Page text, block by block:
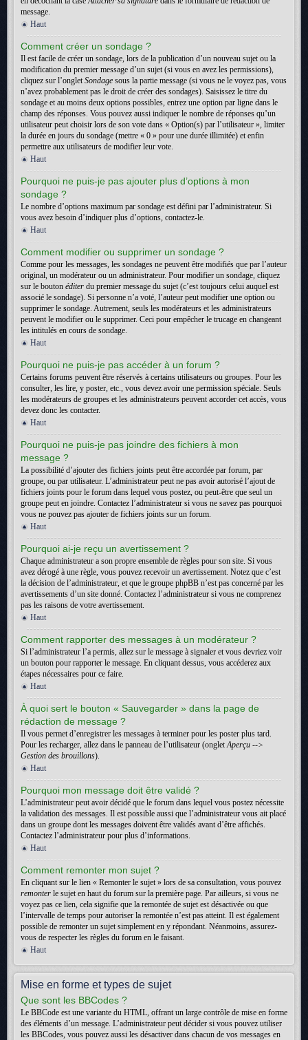
message.
Haut
Comment créer un sondage ?
Il est facile de créer un sondage, lors de la publication d’un nouveau sujet ou la
modification du premier message d’un sujet (si vous en avez les permissions),
cliquez sur l’ongletSondage sous la partie message (si vous ne le voyez pas, vous
n’avez probablement pas le droit de créer des sondages). Saisissez le titre du
sondage et au moins deux options possibles, entrez une option par ligne dans le
champ des réponses. Vous pouvez aussi indiquer le nombre de réponses qu’un
utilisateur peut choisir lors de son vote dans « Option(s) par l’utilisateur », limiter
la durée en jours du sondage (mettre « 0 » pour une durée illimitée) et enfin
permettre aux utilisateurs de modifier leur vote.
Haut
Pourquoi ne puis-je pas ajouter plus d’options à mon
sondage ?
Le nombre d’options maximum par sondage est défini par l’administrateur. Si
vous avez besoin d’indiquer plus d’options, contactez-le.
Haut
Comment modifier ou supprimer un sondage ?
Comme pour les messages, les sondages ne peuvent être modifiés que par l’auteur
original, un modérateur ou un administrateur. Pour modifier un sondage, cliquez
sur le bouton éditer du premier message du sujet (c’est toujours celui auquel est
associé le sondage). Si personne n’a voté, l’auteur peut modifier une option ou
supprimer le sondage. Autrement, seuls les modérateurs et les administrateurs
peuvent le modifier ou le supprimer. Ceci pour empêcher le trucage en changeant
les intitulés en cours de sondage.
Haut
Pourquoi ne puis-je pas accéder à un forum ?
Certains forums peuvent être réservés à certains utilisateurs ou groupes. Pour les
consulter, les lire, y poster, etc., vous devez avoir une permission spéciale. Seuls
les modérateurs de groupes et les administrateurs peuvent accorder cet accès, vous
devez donc les contacter.
Haut
Pourquoi ne puis-je pas joindre des fichiers à mon
message ?
La possibilité d’ajouter des fichiers joints peut être accordée par forum, par
groupe, ou par utilisateur. L’administrateur peut ne pas avoir autorisé l’ajout de
fichiers joints pour le forum dans lequel vous postez, ou peut-être que seul un
groupe peut en joindre. Contactez l’administrateur si vous ne savez pas pourquoi
vous ne pouvez pas ajouter de fichiers joints sur un forum.
Haut
Pourquoi ai-je reçu un avertissement ?
Chaque administrateur a son propre ensemble de règles pour son site. Si vous
avez dérogé à une règle, vous pouvez recevoir un avertissement. Notez que c’est
la décision de l’administrateur, et que le groupe phpBB n’est pas concerné par les
avertissements d’un site donné. Contactez l’administrateur si vous ne comprenez
pas les raisons de votre avertissement.
Haut
Comment rapporter des messages à un modérateur ?
Si l’administrateur l’a permis, allez sur le message à signaler et vous devriez voir
un bouton pour rapporter le message. En cliquant dessus, vous accéderez aux
étapes nécessaires pour ce faire.
Haut
À quoi sert le bouton « Sauvegarder » dans la page de
rédaction de message ?
Il vous permet d’enregistrer les messages à terminer pour les poster plus tard.
Pour les recharger, allez dans le panneau de l’utilisateur (ongletAperçu -->
Gestion des brouillons).
Haut
Pourquoi mon message doit être validé ?
L’administrateur peut avoir décidé que le forum dans lequel vous postez nécessite
la validation des messages. Il est possible aussi que l’administrateur vous ait placé
dans un groupe dont les messages doivent être validés avant d’être affichés.
Contactez l’administrateur pour plus d’informations.
Haut
Comment remonter mon sujet ?
En cliquant sur le lien « Remonter le sujet » lors de sa consultation, vous pouvez
remonter le sujet en haut du forum sur la première page. Par ailleurs, si vous ne
voyez pas ce lien, cela signifie que la remontée de sujet est désactivée ou que
l’intervalle de temps pour autoriser la remontée n’est pas atteint. Il est également
possible de remonter un sujet simplement en y répondant. Néanmoins, assurez-
vous de respecter les règles du forum en le faisant.
Haut
Mise en forme et types de sujet
Que sont les BBCodes ?
Le BBCode est une variante du HTML, offrant un large contrôle de mise en forme
des éléments d’un message. L’administrateur peut décider si vous pouvez utiliser
les BBCodes, vous pouvez aussi les désactiver dans chacun de vos messages en